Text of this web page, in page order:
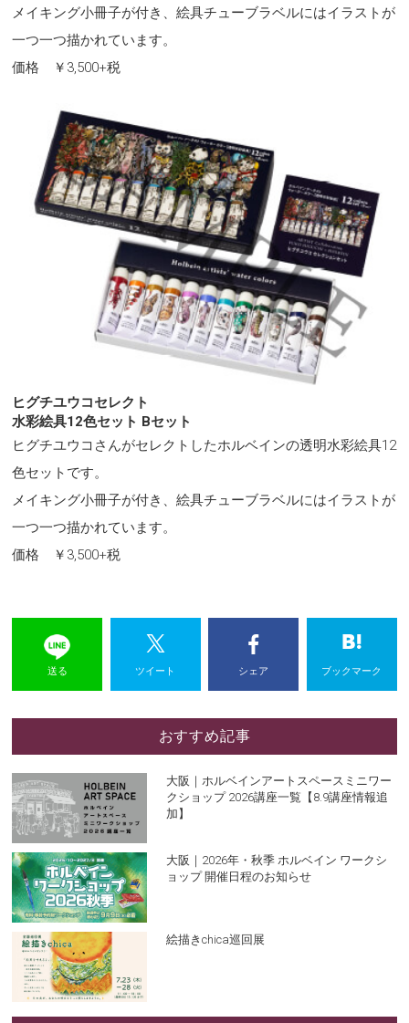
メイキング小冊子が付き、絵具チューブラベルにはイラストが
一つ一つ描かれています。
価格 ￥3,500+税
ヒグチユウコセレクト
水彩絵具12色セット Bセット
ヒグチユウコさんがセレクトしたホルベインの透明水彩絵具12
色セットです。
メイキング小冊子が付き、絵具チューブラベルにはイラストが
一つ一つ描かれています。
価格 ￥3,500+税
送る ツイート シェア ブックマーク
おすすめ記事
大阪｜ホルベインアートスペースミニワー
クショップ 2026講座一覧【8.9講座情報追
加】
大阪｜2026年・秋季 ホルベイン ワークシ
ョップ 開催日程のお知らせ
絵描きchica巡回展